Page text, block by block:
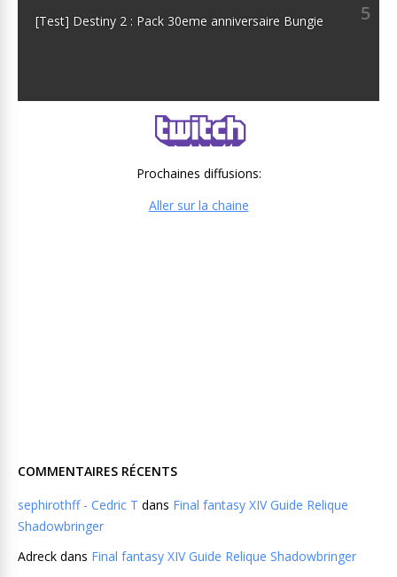
5
[Test] Destiny 2 : Pack 30eme anniversaire Bungie
Prochaines diffusions:
Aller sur la chaine
COMMENTAIRES RÉCENTS
sephirothff - Cedric T dans Final fantasy XIV Guide Relique
Shadowbringer
Adreck dans Final fantasy XIV Guide Relique Shadowbringer